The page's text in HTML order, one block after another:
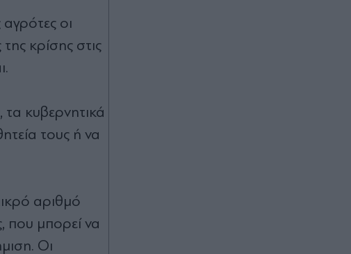
οι
κρίσης στις
τα κυβερνητικά
τους ή να
αριθμό
που μπορεί να
Οι